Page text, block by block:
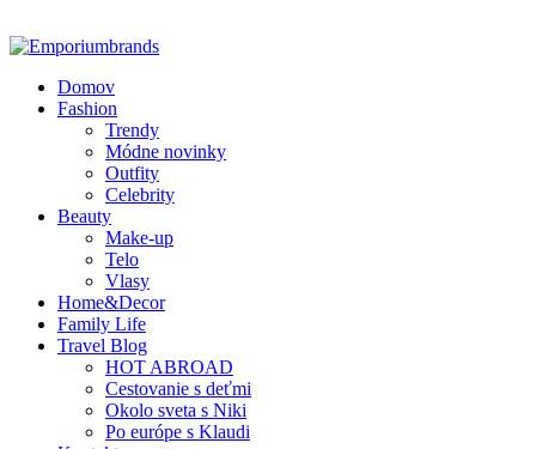
Domov
Fashion
Trendy
Módne novinky
Outfity
Celebrity
Beauty
Make-up
Telo
Vlasy
Home&Decor
Family Life
Travel Blog
HOT ABROAD
Cestovanie s deťmi
Okolo sveta s Niki
Po európe s Klaudi